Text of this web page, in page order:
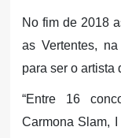
No fim de 2018
as Vertentes,
para ser o artista
“Entre 16
Carmona Slam,